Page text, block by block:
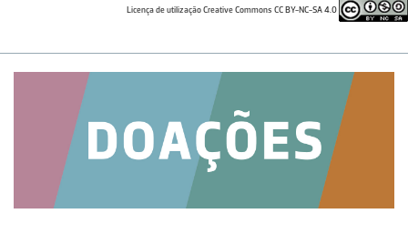
Licença de utilização Creative Commons CC BY-NC-SA 4.0